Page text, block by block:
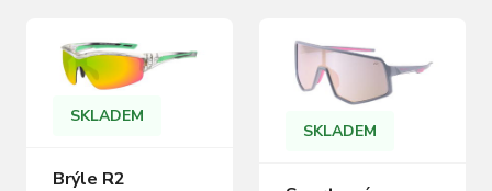
protiskluzové usazení
vám přinese pohodu
vysokém výkonu.
bílý Barva čoček:
nastavitelný
protiskluzový nosník
pomáhá dokonalému
usazení brýlí. TR90
materiál použitý při
snižuje váhu a
SKLADEM
Brýle R2
SKLADEM